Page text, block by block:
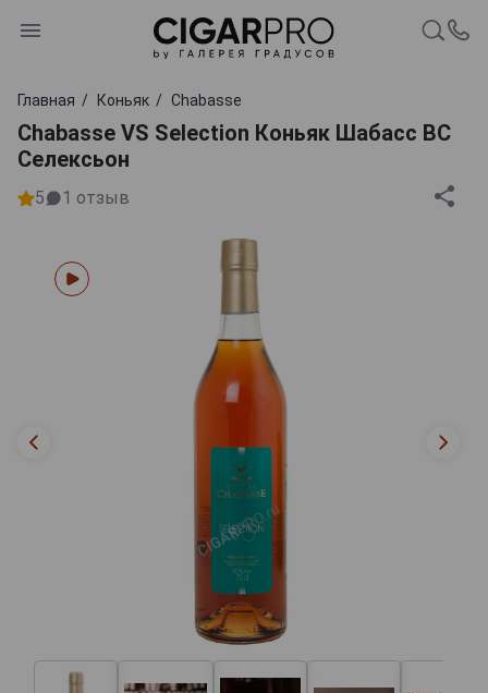
Главная Коньяк Chabasse
Chabasse VS Selection Коньяк Шабасс ВС
Селексьон
5 1 отзыв